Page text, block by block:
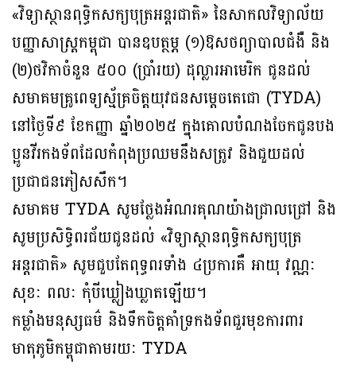
«វិទ្យាស្ថានពុទ្ធិកសក្យបុត្រអន្តរជាតិ» នៃសាកលវិទ្យាល័យ
បញ្ញាសាស្ត្រកម្ពុជា បានឧបត្ថម្ភ (១)ឱសថព្យាបាលជំងឺ និង
(២)ថវិកាចំនួន ៥០០ (ប្រាំរយ) ដុល្លារអាមេរិក ជូនដល់
សមាគមគ្រូពេទ្យស្ម័គ្រចិត្តយុវជនសម្តេចតេជោ (TYDA)
នៅថ្ងៃទី៩ ខែកញ្ញា ឆ្នាំ២០២៥ ក្នុងគោលបំណងចែកជូនបង
ប្អូនវីរកងទ័ពដែលកំពុងប្រឈមនឹងសត្រូវ និងជួយដល់
ប្រជាជនភៀសសឹក។
សមាគម TYDA សូមថ្លែងអំណរគុណយ៉ាងជ្រាលជ្រៅ និង
សូមប្រសិទ្ធិពរជ័យជូនដល់ «វិទ្យាស្ថានពុទ្ធិកសក្យបុត្រ
អន្តរជាតិ» សូមជួបតែពុទ្ធពរទាំង ៤ប្រការគឺ អាយុ វណ្ណៈ
សុខៈ ពលៈ កុំបីឃ្លៀងឃ្លាតឡើយ។
កម្លាំងមនុស្សធម៌ និងទឹកចិត្តគាំទ្រកងទ័ពជួរមុខការពារ
មាតុភូមិកម្ពុជាតាមរយៈ TYDA